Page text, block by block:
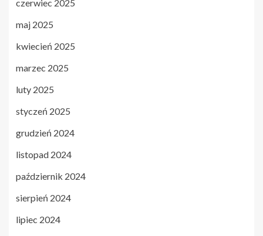
czerwiec 2025
maj 2025
kwiecień 2025
marzec 2025
luty 2025
styczeń 2025
grudzień 2024
listopad 2024
październik 2024
sierpień 2024
lipiec 2024